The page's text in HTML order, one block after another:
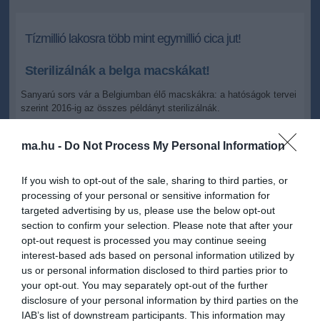
ma.hu - Do Not Process My Personal Information
If you wish to opt-out of the sale, sharing to third parties, or
processing of your personal or sensitive information for
targeted advertising by us, please use the below opt-out
section to confirm your selection. Please note that after your
opt-out request is processed you may continue seeing
interest-based ads based on personal information utilized by
us or personal information disclosed to third parties prior to
your opt-out. You may separately opt-out of the further
disclosure of your personal information by third parties on the
IAB’s list of downstream participants. This information may
Tízmillió lakosra több mint egymillió cica jut!
Sterilizálnák a belga macskákat!
Sanyarú sors vár a Belgiumban élő macskákra: a hatóságok tervei
szerint 2016-ig az összes példányt sterilizálnák.
2010.08.21 10:45
+-
Mindennek oka, hogy Belgiumban túlságosan is elszaporodtak a
macskák, tízmillió lakosra több mint egymillió jut belőlük.
"Az eddigi erőfeszítések nem vezettek semmire, muszáj valamit
tennünk" - monda egy szakértő.
A tervek szerint először a kóbor macskákat csípik fülön, majd
következnek a tenyésztők példányai, majd a családoknál lévő
állatok.